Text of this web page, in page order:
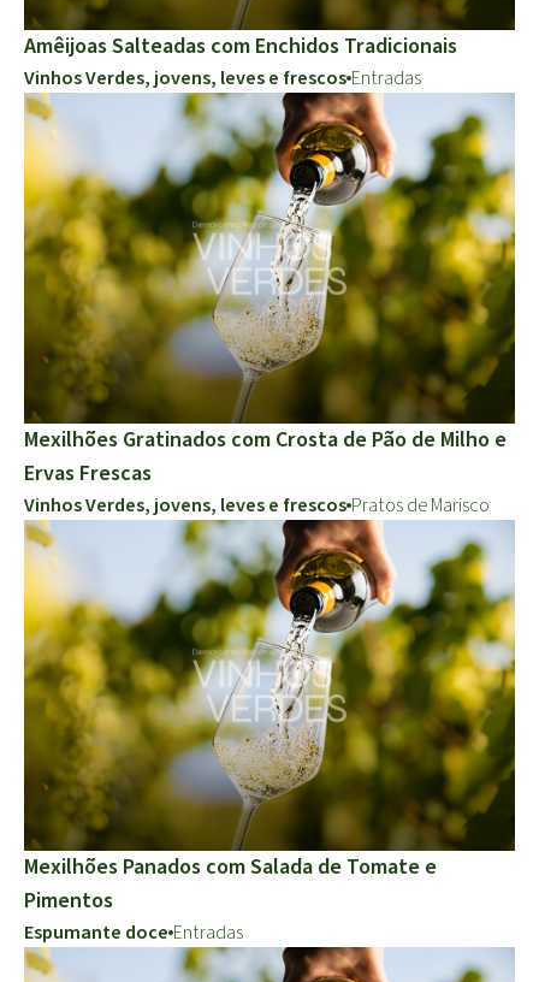
Amêijoas Salteadas com Enchidos Tradicionais
Vinhos Verdes, jovens, leves e frescos Entradas
Mexilhões Gratinados com Crosta de Pão de Milho e
Ervas Frescas
Vinhos Verdes, jovens, leves e frescos Pratos de Marisco
Mexilhões Panados com Salada de Tomate e
Pimentos
Espumante doce Entradas